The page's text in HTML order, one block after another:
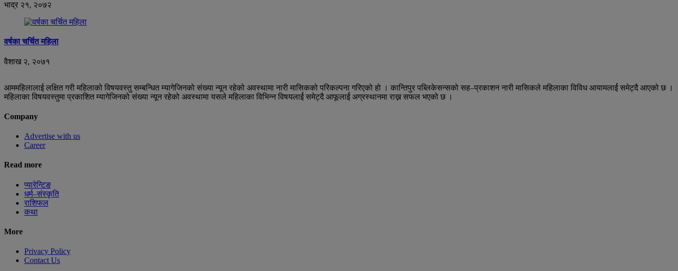
भाद्र २१, २०७२
वर्षका चर्चित महिला
वैशाख २, २०७१
आममहिलालाई लक्षित गरी महिलाको विषयवस्तु सम्बन्धित म्यागेजिनको संख्या न्यून रहेको अवस्थामा नारी मासिकको परिकल्पना गरिएको हो । कान्तिपुर पब्लिकेसन्सको सह–प्रकाशन नारी मासिकले महिलाका विविध आयामलार्ई समेट्दै आएको छ ।
महिलाका विषयवस्तुमा प्रकाशित म्यागेजिनको संख्या न्यून रहेको अवस्थामा यसले महिलाका विभिन्न विषयलार्ई समेट्दै आफूलार्ई अग्रस्थानमा राख्न सफल भएको छ ।
Company
Advertise with us
Career
Read more
प्यारेन्टिङ
धर्म–संस्कृति
राशिफल
कथा
More
Privacy Policy
Contact Us